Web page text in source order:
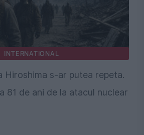
INTERNATIONAL
Hiroshima s-ar putea repeta.
81 de ani de la atacul nuclear